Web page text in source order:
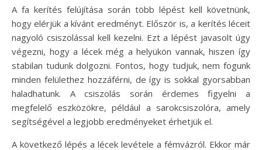
A fa kerítés felújítása során több lépést kell követnünk,
hogy elérjük a kívánt eredményt. Először is, a kerítés léceit
nagyoló csiszolással kell kezelni. Ezt a lépést javasolt úgy
végezni, hogy a lécek még a helyükön vannak, hiszen így
stabilan tudunk dolgozni. Fontos, hogy tudjuk, nem fogunk
minden felülethez hozzáférni, de így is sokkal gyorsabban
haladhatunk. A csiszolás során érdemes figyelni a
megfelelő eszközökre, például a sarokcsiszolóra, amely
segítségével a legjobb eredményeket érhetjük el.
A következő lépés a lécek levétele a fémvázról. Ekkor már